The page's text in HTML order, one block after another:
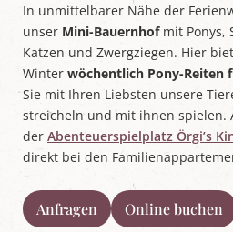
In unmittelbarer Nähe der
unser Mini-Bauernhofmit Ponys,
Katzen und Zwergziegen. Hier
Winter wöchentlich Pony-Reiten
Sie mit Ihren Liebsten unsere
streicheln und mit ihnen spielen.
der Abenteuerspielplatz Örgi’s
direkt bei den
Anfragen Online buchen